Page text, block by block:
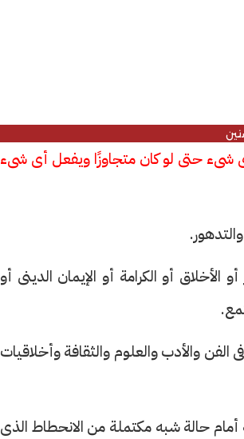
حتى لو كان متجاوزًا ويفعل أى شىء
الأخلاق أو الكرامة أو الإيمان الدينى أو
والأدب والعلوم والثقافة وأخلاقيات
حالة شبه مكتملة من الانحطاط الذى